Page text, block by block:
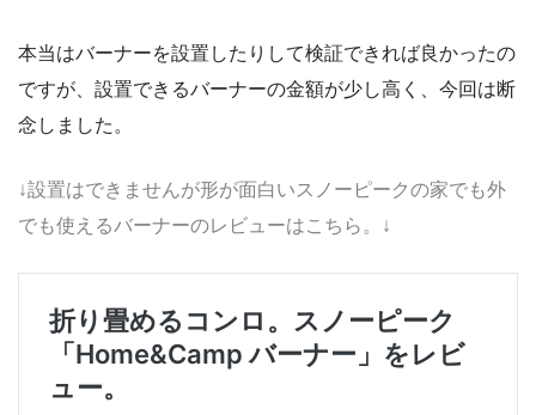
本当はバーナーを設置したりして検証できれば良かったの
ですが、設置できるバーナーの金額が少し高く、今回は断
念しました。
↓設置はできませんが形が面白いスノーピークの家でも外
でも使えるバーナーのレビューはこちら。↓